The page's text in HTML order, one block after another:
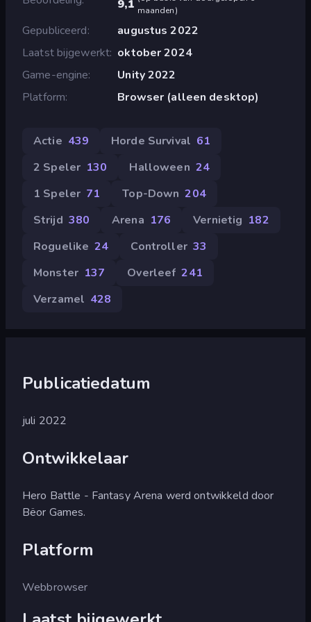
9,1 maanden)
Gepubliceerd
augustus 2022
Laatst bijgewerkt oktober 2024
Game-engine
Unity 2022
Platform
Browser (alleen desktop)
Actie 439 Horde Survival 61
2 Speler 130 Halloween 24
1 Speler 71 Top-Down 204
Strijd 380 Arena 176 Vernietig 182
Roguelike 24 Controller 33
Monster 137 Overleef 241
Verzamel 428
Publicatiedatum
juli 2022
Ontwikkelaar
Hero Battle - Fantasy Arena werd ontwikkeld door
Bëor Games.
Platform
Webbrowser